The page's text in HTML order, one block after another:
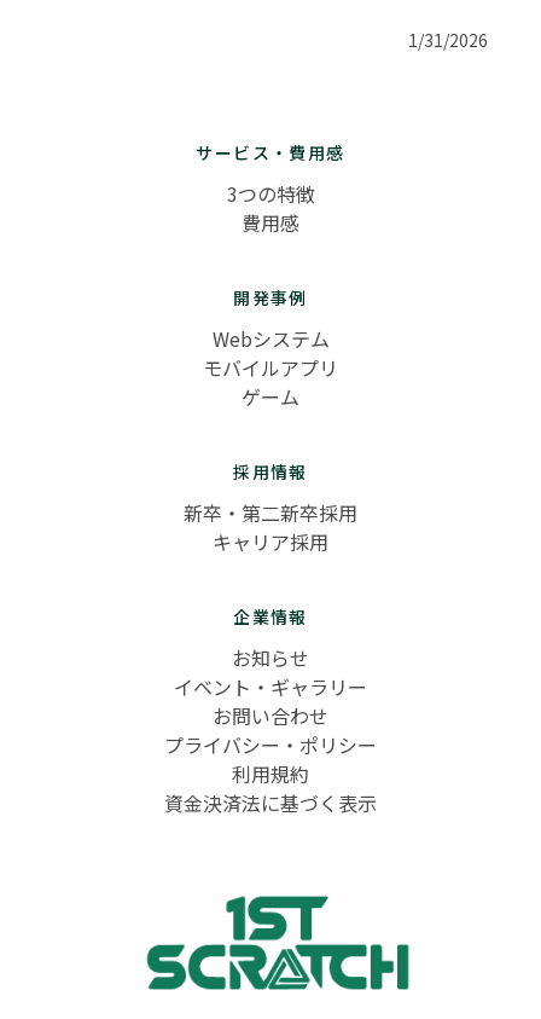
1/31/2026
サービス・費用感
3つの特徴
費用感
開発事例
Webシステム
モバイルアプリ
ゲーム
採用情報
新卒・第二新卒採用
キャリア採用
企業情報
お知らせ
イベント・ギャラリー
お問い合わせ
プライバシー・ポリシー
利用規約
資金決済法に基づく表示